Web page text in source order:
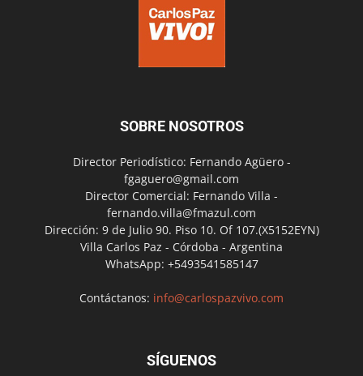
SOBRE NOSOTROS
Director Periodístico: Fernando Agüero -
fgaguero@gmail.com
Director Comercial: Fernando Villa -
fernando.villa@fmazul.com
Dirección: 9 de Julio 90. Piso 10. Of 107.(X5152EYN)
Villa Carlos Paz - Córdoba - Argentina
WhatsApp: +5493541585147
Contáctanos: info@carlospazvivo.com
SÍGUENOS